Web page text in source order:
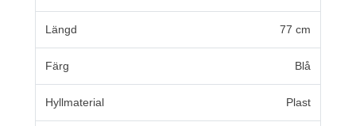
Längd 77 cm
Färg Blå
Hyllmaterial Plast